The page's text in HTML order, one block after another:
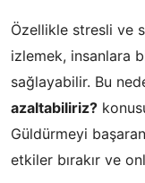
Özellikle stresli ve
izlemek, insanlara
sağlayabilir. Bu
azaltabiliriz?
Güldürmeyi
etkiler bırakır ve